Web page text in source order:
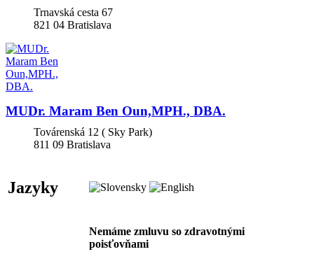
Trnavská cesta 67
821 04 Bratislava
MUDr. Maram Ben Oun,MPH., DBA.
Továrenská 12 ( Sky Park)
811 09 Bratislava
Jazyky
Nemáme zmluvu so zdravotnými
poisťovňami